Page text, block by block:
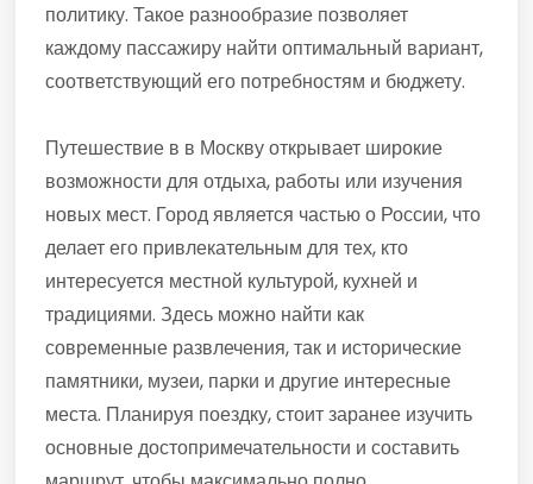
политику. Такое разнообразие позволяет
каждому пассажиру найти оптимальный вариант,
соответствующий его потребностям и бюджету.
Путешествие в в Москву открывает широкие
возможности для отдыха, работы или изучения
новых мест. Город является частью о России, что
делает его привлекательным для тех, кто
интересуется местной культурой, кухней и
традициями. Здесь можно найти как
современные развлечения, так и исторические
памятники, музеи, парки и другие интересные
места. Планируя поездку, стоит заранее изучить
основные достопримечательности и составить